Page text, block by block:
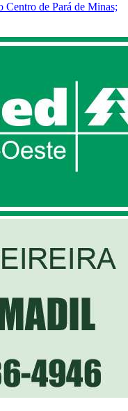
Centro de Pará de Minas;